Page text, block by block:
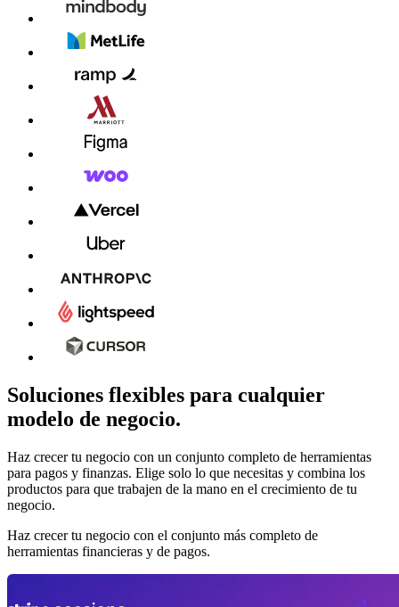
Soluciones flexibles para cualquier
modelo de negocio.
Haz crecer tu negocio con un conjunto completo de herramientas
para pagos y finanzas. Elige solo lo que necesitas y combina los
productos para que trabajen de la mano en el crecimiento de tu
negocio.
Haz crecer tu negocio con el conjunto más completo de
herramientas financieras y de pagos.
Pro
de